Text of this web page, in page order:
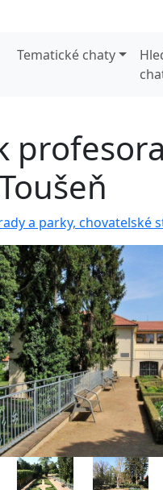
Tematické chaty
a parky, chovatelské